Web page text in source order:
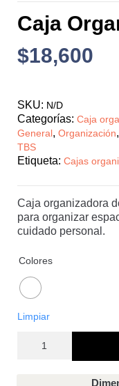
Caja
$18,600
SKU: N/D
Categorías: Caja
General, Organización,
TBS
Etiqueta: Cajas
Caja organizadora
para organizar
cuidado personal.
Colores
Limpiar